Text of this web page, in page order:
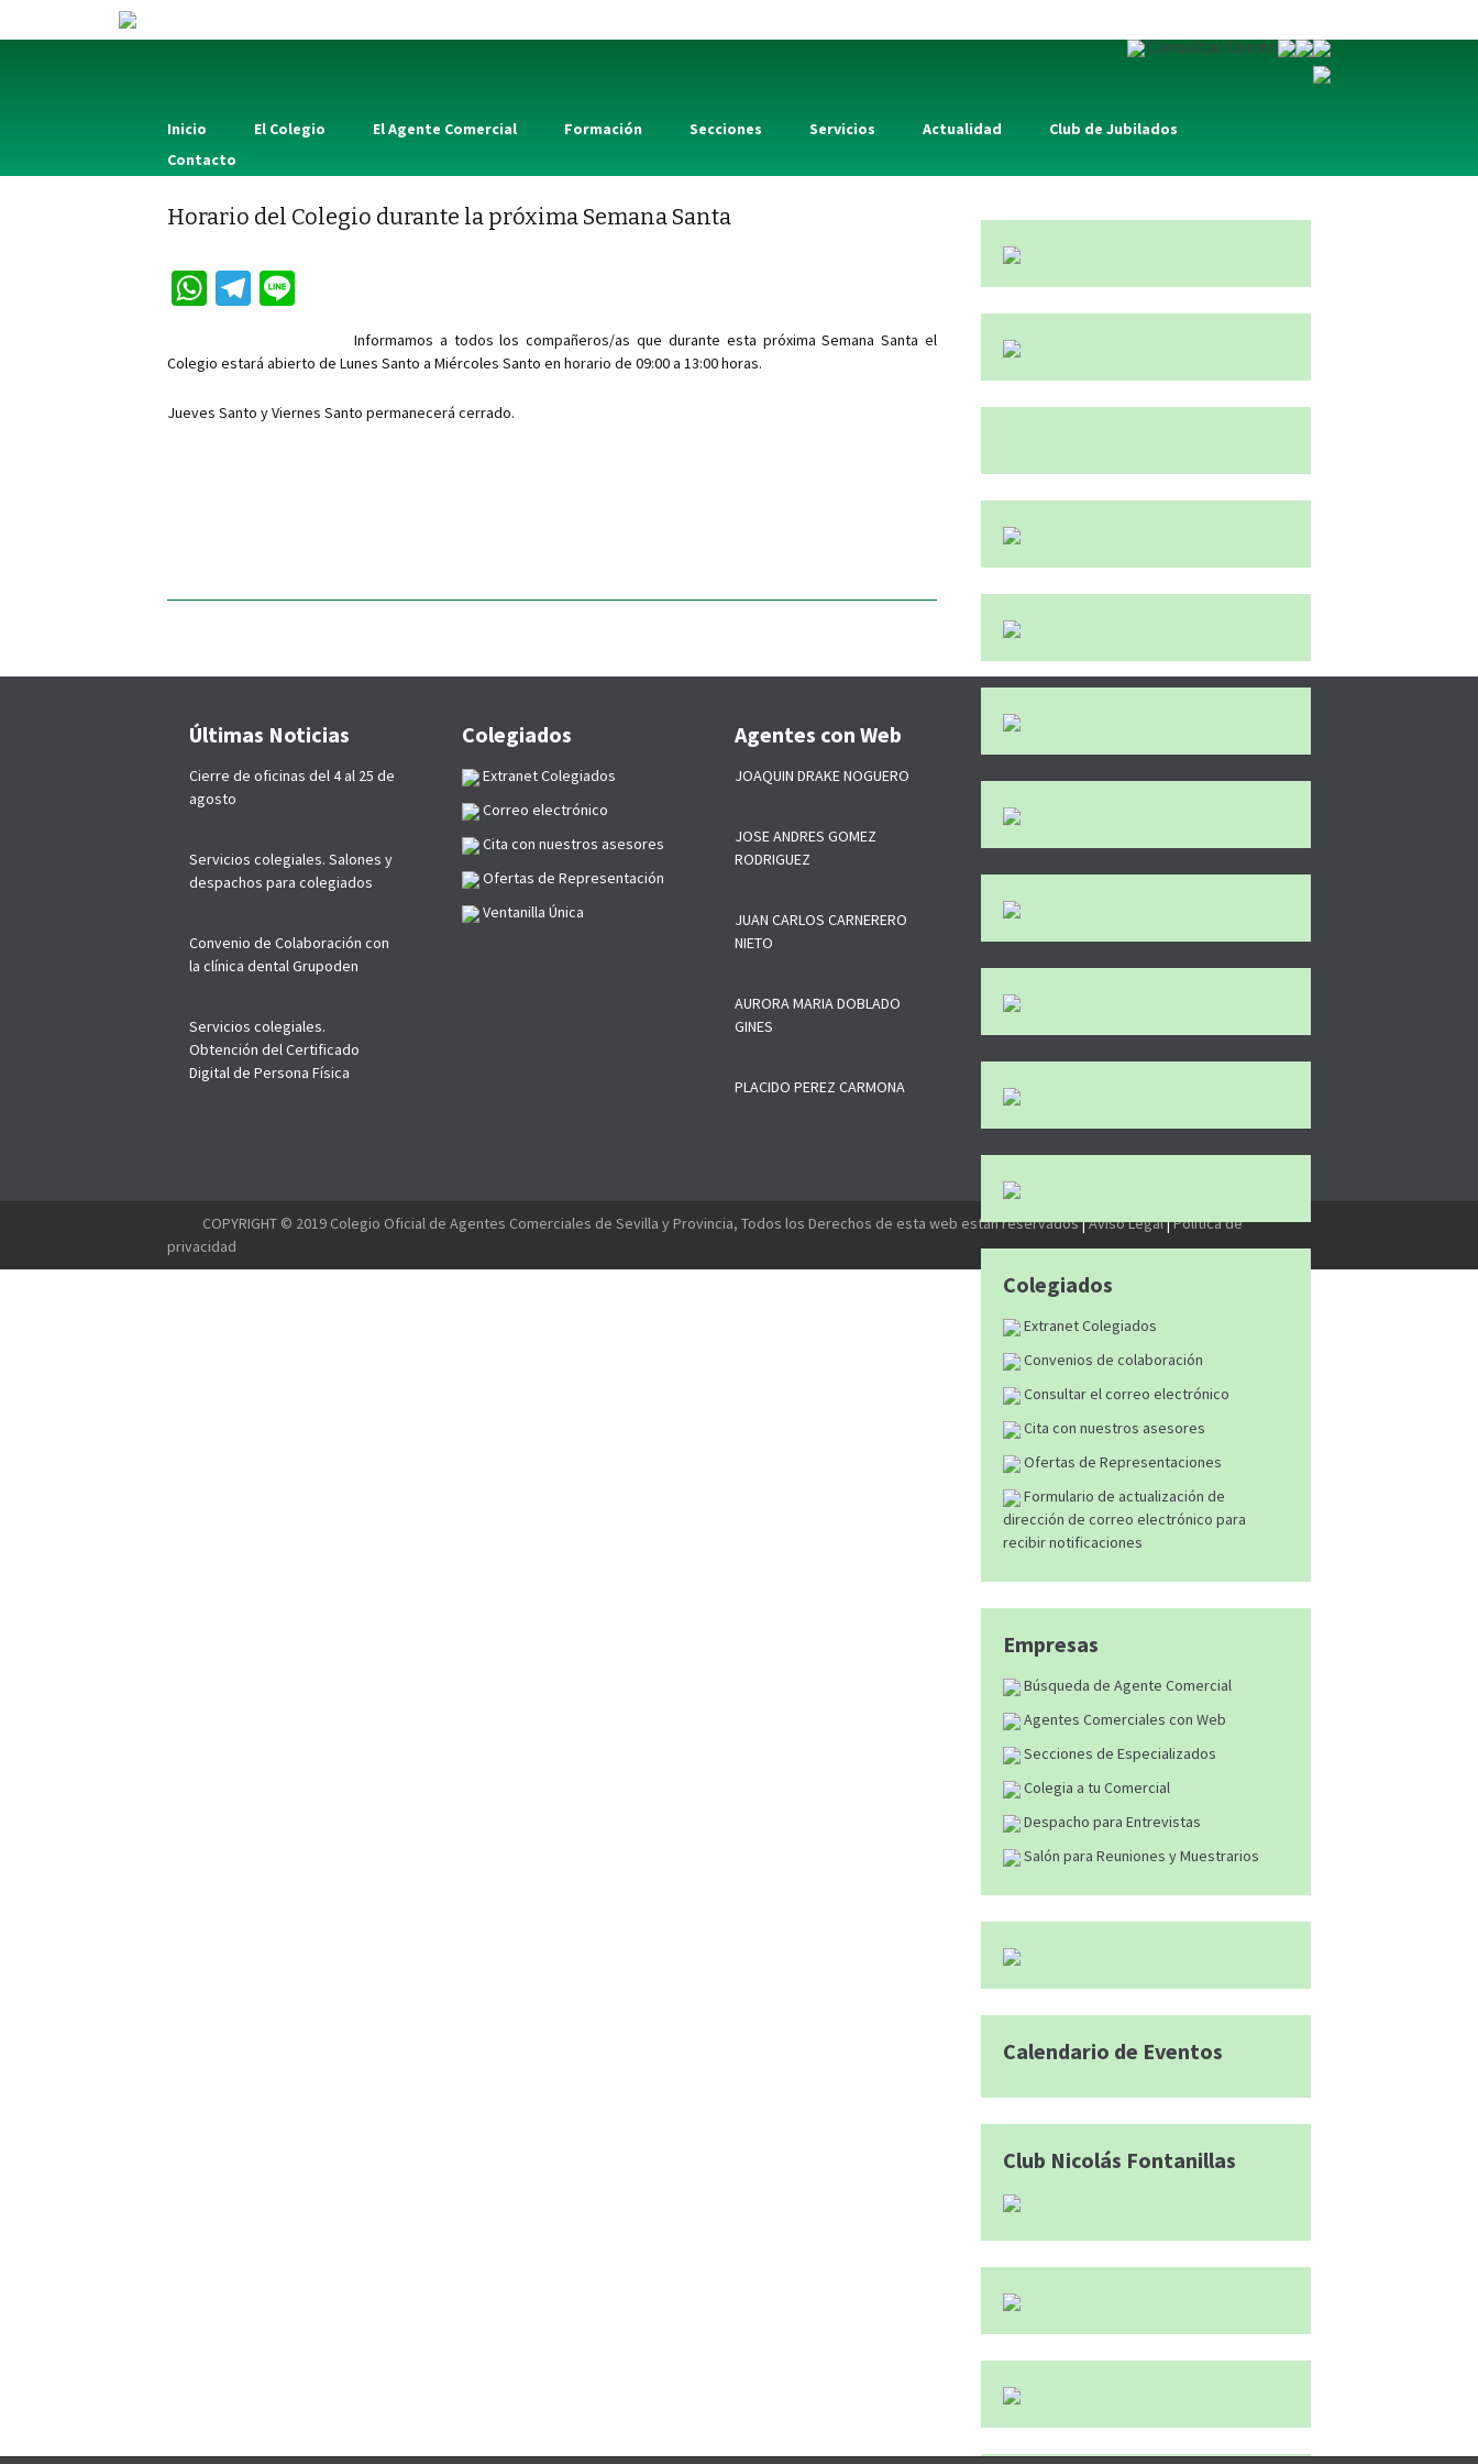
Consultar Correo
Inicio El Colegio El Agente Comercial Formación Secciones Servicios Actualidad
Club de Jubilados
Contacto
Horario del Colegio durante la próxima Semana Santa
W
at
p
Te
gr
m
e
Informamos a todos los compañeros/as que durante esta próxima Semana Santa el
Colegio estará abierto de Lunes Santo a Miércoles Santo en horario de 09:00 a 13:00 horas.
Jueves Santo y Viernes Santo permanecerá cerrado.
Colegiados
Extranet Colegiados
Convenios de colaboración
Consultar el correo electrónico
Cita con nuestros asesores
Ofertas de Representaciones
Formulario de actualización de
dirección de correo electrónico para
recibir notificaciones
Empresas
Búsqueda de Agente Comercial
Agentes Comerciales con Web
Secciones de Especializados
Colegia a tu Comercial
Despacho para Entrevistas
Salón para Reuniones y Muestrarios
Calendario de Eventos
Club Nicolás Fontanillas
Últimas Noticias
Cierre de oficinas del 4 al 25 de
agosto
Servicios colegiales. Salones y
despachos para colegiados
Convenio de Colaboración con
la clínica dental Grupoden
Servicios colegiales.
Obtención del Certificado
Digital de Persona Física
Colegiados
Extranet Colegiados
Correo electrónico
Cita con nuestros asesores
Ofertas de Representación
Ventanilla Única
Agentes con Web
JOAQUIN DRAKE NOGUERO
JOSE ANDRES GOMEZ
RODRIGUEZ
JUAN CARLOS CARNERERO
NIETO
AURORA MARIA DOBLADO
GINES
PLACIDO PEREZ CARMONA
COPYRIGHT © 2019 Colegio Oficial de Agentes Comerciales de Sevilla y Provincia, Todos los Derechos de esta web están reservados|Aviso Legal|Política de
privacidad